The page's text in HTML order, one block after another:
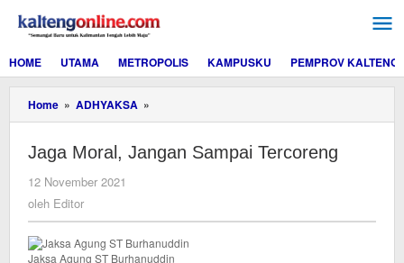
konten
HOME
UTAMA METROPOLIS KAMPUSKU PEMPROV KALTENG
Home » ADHYAKSA »
Moral,
Sampai
Jaga Moral, Jangan Sampai Tercoreng
12 November 2021
oleh Editor
Jaksa Agung ST Burhanuddin